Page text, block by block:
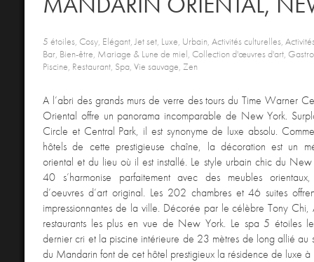
5 étoiles, Cosy, Elégant, Jet set, Luxe, Urbain, Activités culturelles,
Bar, Bien-être, Mariage & Lune de miel, Collection d'œuvres d'art,
Piscine, Restaurant, Spa, Vie sauvage, Zen
A l’abri des grands murs de verre des tours du Time Warner
Oriental offre un panorama incomparable de New York.
Circle et Central Park, il est synonyme de luxe absolu.
hôtels de cette prestigieuse chaîne, la décoration est un
oriental et du lieu où il est installé. Le style urbain chic du
40 s’harmonise parfaitement avec des meubles
d’oeuvres d’art original. Les 202 chambres et 46 suites
impressionnantes de la ville. Décorée par le célèbre Tony Chi,
restaurants les plus en vue de New York. Le spa 5 étoiles
dernier cri et la piscine intérieure de 23 mètres de long allié au
du Mandarin font de cet hôtel prestigieux la résidence de luxe